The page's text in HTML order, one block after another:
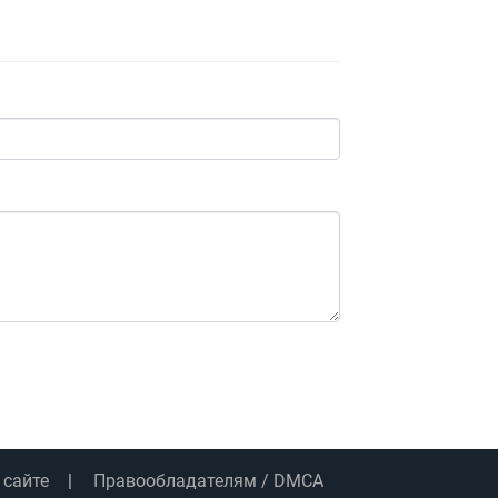
Правообладателям / DMCA